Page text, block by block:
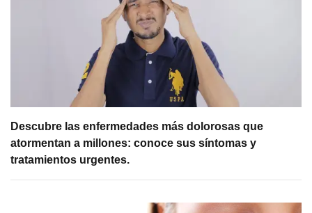
Descubre las enfermedades más dolorosas que
atormentan a millones: conoce sus síntomas y
tratamientos urgentes.